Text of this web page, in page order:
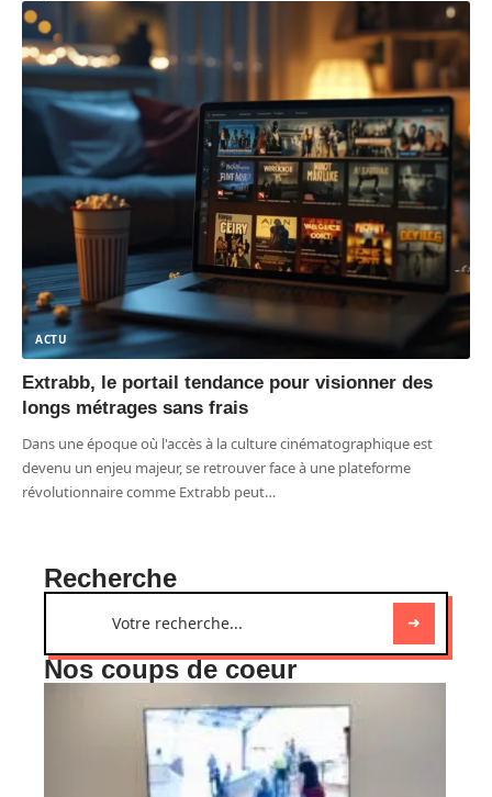
ACTU
Extrabb, le portail tendance pour visionner des
longs métrages sans frais
Dans une époque où l'accès à la culture cinématographique est
devenu un enjeu majeur, se retrouver face à une plateforme
révolutionnaire comme Extrabb peut…
Recherche
Nos coups de coeur